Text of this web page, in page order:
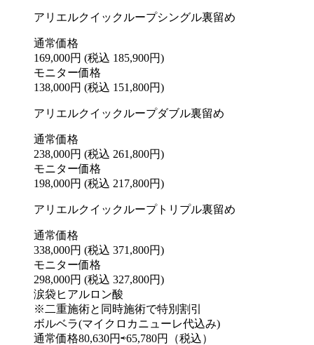
アリエルクイックループシングル裏留め
通常価格
169,000円 (税込 185,900円)
モニター価格
138,000円 (税込 151,800円)
アリエルクイックループダブル裏留め
通常価格
238,000円 (税込 261,800円)
モニター価格
198,000円 (税込 217,800円)
アリエルクイックループトリプル裏留め
通常価格
338,000円 (税込 371,800円)
モニター価格
298,000円 (税込 327,800円)
涙袋ヒアルロン酸
※二重施術と同時施術で特別割引
ボルベラ(マイクロカニューレ代込み)
通常価格80,630円⇨65,780円（税込）